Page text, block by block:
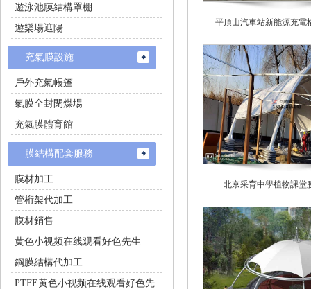
平頂山汽車站新能源充電
北京采育中學植物課堂
遊泳池膜結構罩棚
遊樂場遮陽
充氣膜設施
戶外充氣帳篷
氣膜全封閉煤場
充氣膜體育館
膜結構配套服務
膜材加工
管桁架代加工
膜材銷售
黄色小视频在线观看好色先生
鋼膜結構代加工
PTFE黄色小视频在线观看好色先